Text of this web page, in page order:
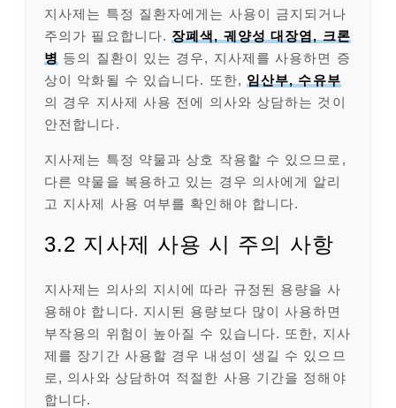
지사제는 특정 질환자에게는 사용이 금지되거나
주의가 필요합니다. 장폐색, 궤양성 대장염, 크론
병 등의 질환이 있는 경우, 지사제를 사용하면 증
상이 악화될 수 있습니다. 또한, 임산부, 수유부
의 경우 지사제 사용 전에 의사와 상담하는 것이
안전합니다.
지사제는 특정 약물과 상호 작용할 수 있으므로,
다른 약물을 복용하고 있는 경우 의사에게 알리
고 지사제 사용 여부를 확인해야 합니다.
3.2 지사제 사용 시 주의 사항
지사제는 의사의 지시에 따라 규정된 용량을 사
용해야 합니다. 지시된 용량보다 많이 사용하면
부작용의 위험이 높아질 수 있습니다. 또한, 지사
제를 장기간 사용할 경우 내성이 생길 수 있으므
로, 의사와 상담하여 적절한 사용 기간을 정해야
합니다.